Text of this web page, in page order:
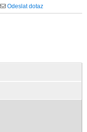
Odeslat dotaz